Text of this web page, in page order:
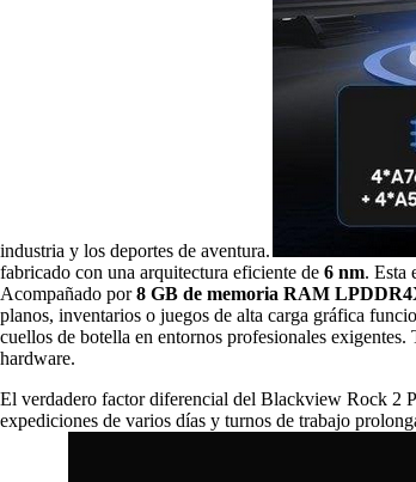
industria y los deportes de aventura.
fabricado con una arquitectura eficiente de 6 nm. Esta
Acompañado por8 GB de memoria RAM
planos, inventarios o juegos de alta carga gráfica
cuellos de botella en entornos profesionales exigentes.
hardware.
El verdadero factor diferencial del Blackview Rock 2
expediciones de varios días y turnos de trabajo